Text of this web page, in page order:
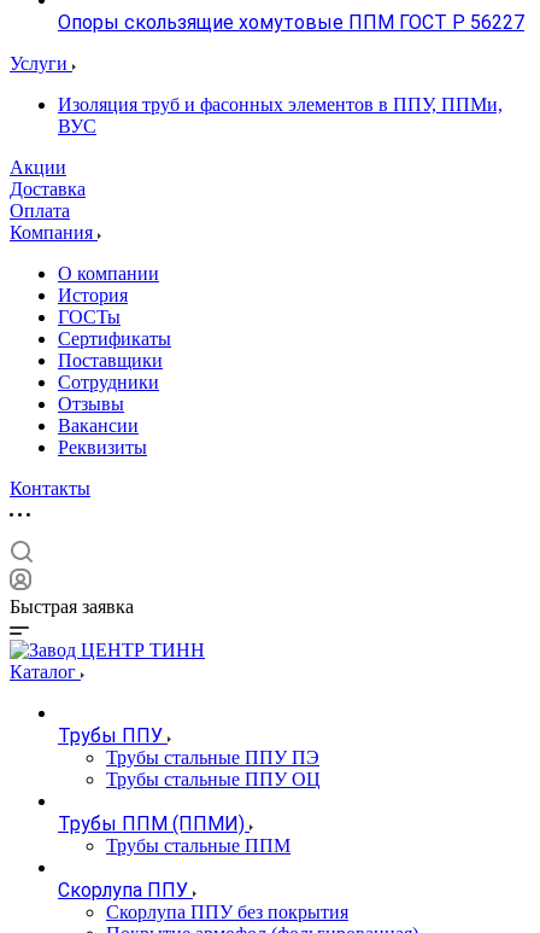
Опоры скользящие хомутовые ППМ ГОСТ Р 56227
Услуги
Изоляция труб и фасонных элементов в ППУ, ППМи,
ВУС
Акции
Доставка
Оплата
Компания
О компании
История
ГОСТы
Сертификаты
Поставщики
Сотрудники
Отзывы
Вакансии
Реквизиты
Контакты
Быстрая заявка
Каталог
Трубы ППУ
Трубы стальные ППУ ПЭ
Трубы стальные ППУ ОЦ
Трубы ППМ (ППМИ)
Трубы стальные ППМ
Скорлупа ППУ
Скорлупа ППУ без покрытия